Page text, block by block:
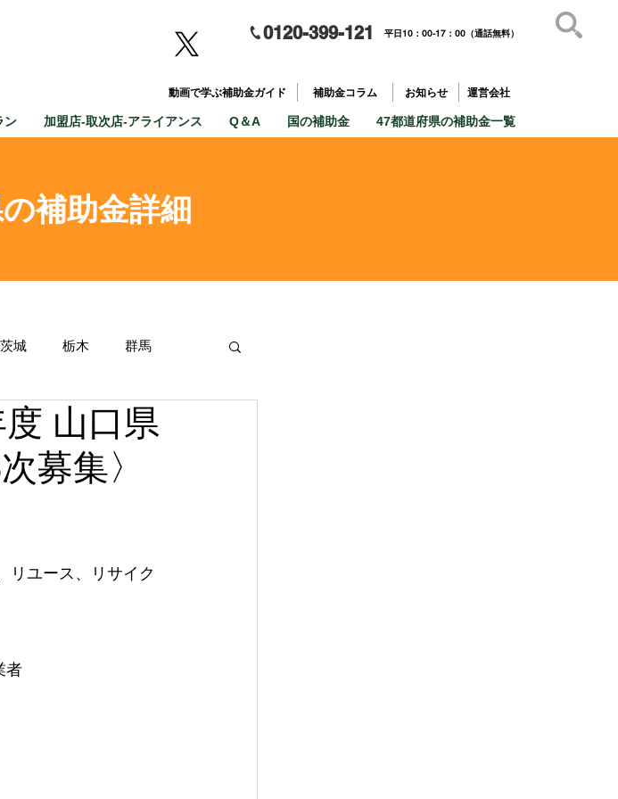
0120-399-121 平日10：00-17：00（通話無料）
動画で学ぶ補助金ガイド 補助金コラム お知らせ 運営会社
ン 加盟店-取次店-アライアンス Q＆A 国の補助金 47都道府県の補助金一覧
補助金詳細
茨城 栃木 群馬
長野 岐阜
山口県
募集〉
リユース、リサイク
者